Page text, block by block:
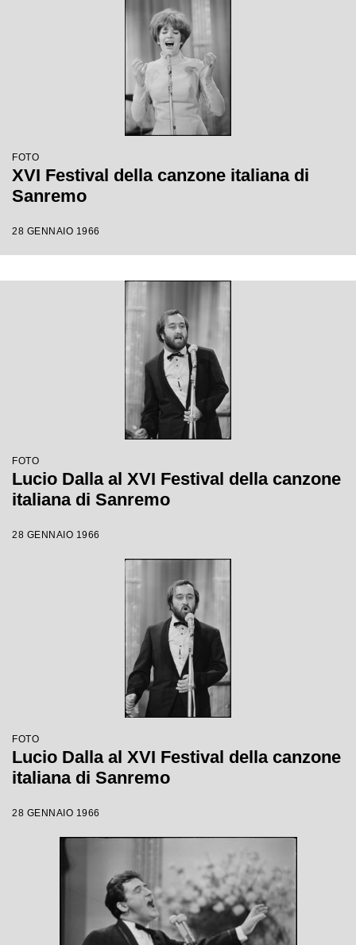
FOTO
XVI Festival della canzone italiana di
Sanremo
28 GENNAIO 1966
FOTO
Lucio Dalla al XVI Festival della canzone
italiana di Sanremo
28 GENNAIO 1966
FOTO
Lucio Dalla al XVI Festival della canzone
italiana di Sanremo
28 GENNAIO 1966